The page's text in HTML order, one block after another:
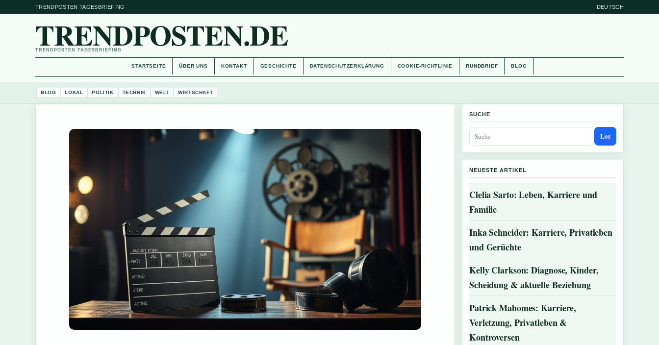
TRENDPOSTEN TAGESBRIEFING DEUTSCH
TRENDPOSTEN.DE
TRENDPOSTEN TAGESBRIEFING
STARTSEITE ÜBER UNS KONTAKT GESCHICHTE DATENSCHUTZERKLÄRUNG COOKIE-RICHTLINIE RUNDBRIEF BLOG
BLOG LOKAL POLITIK TECHNIK WELT WIRTSCHAFT
SUCHE
Los
NEUESTE ARTIKEL
Clelia Sarto: Leben, Karriere und
Familie
Inka Schneider: Karriere, Privatleben
und Gerüchte
Kelly Clarkson: Diagnose, Kinder,
Scheidung & aktuelle Beziehung
Patrick Mahomes: Karriere,
Verletzung, Privatleben &
Kontroversen